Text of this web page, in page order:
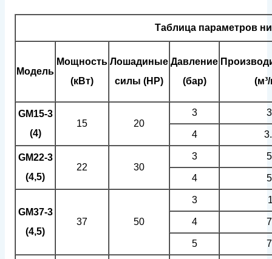
Таблица параметров
Модель
Мощность
(кВт)
Лошадиные
силы (HP)
Давление
(бар)
GM15-3
(4)
15 20
3
4
GM22-3
(4,5)
22 30
3
4
GM37-3
(4,5)
37 50
3
4
5